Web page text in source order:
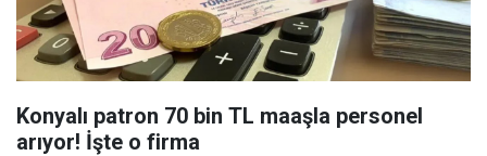
Konyalı patron 70 bin TL maaşla personel
arıyor! İşte o firma